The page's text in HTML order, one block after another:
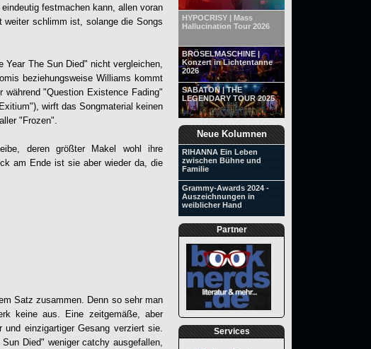
HYPOCRISY | Mass
Hallucination Tour 2026
BRÖSELMASCHINE |
Konzert in Lichtentanne
2026
SABATON | THE
LEGENDARY TOUR 2025
Neue Kolumnen
RIHANNA Ein Leben
zwischen Bühne und
Familie
Grammy-Awards 2024 -
Auszeichnungen in
weiblicher Hand
Partner
Services
festmachen kann, allen voran
schlimm ist, solange die Songs
Year The Sun Died" nicht vergleichen,
beziehungsweise Williams kommt
"Question Existence Fading"
wirft das Songmaterial keinen
"Frozen".
deren größter Makel wohl ihre
am Ende ist sie aber wieder da, die
Satz zusammen. Denn so sehr man
keine aus. Eine zeitgemäße, aber
einzigartiger Gesang verziert sie.
Died" weniger catchy ausgefallen,